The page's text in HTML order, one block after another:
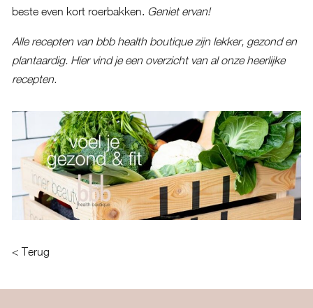
beste even kort roerbakken. Geniet ervan!
Alle recepten van bbb health boutique zijn lekker, gezond en
plantaardig. Hier vind je een overzicht van al onze heerlijke
recepten.
< Terug